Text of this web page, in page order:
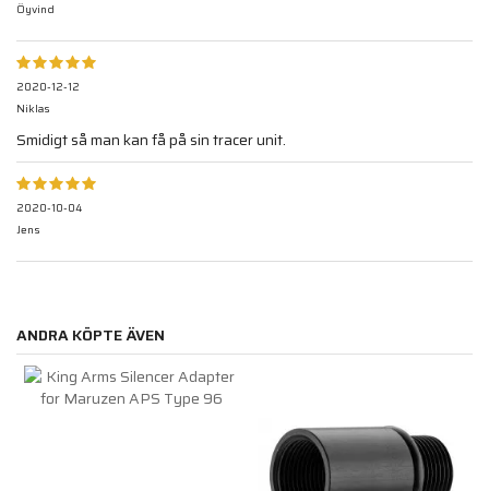
Öyvind
2020-12-12
Niklas
Smidigt så man kan få på sin tracer unit.
2020-10-04
Jens
ANDRA KÖPTE ÄVEN